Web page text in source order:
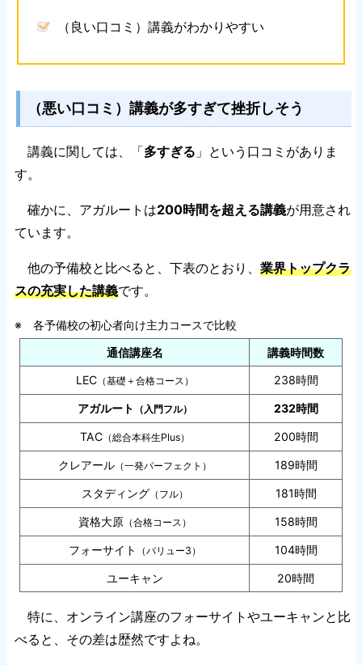
（良い口コミ）講義がわかりやすい
（悪い口コミ）講義が多すぎて挫折しそう
講義に関しては、「多すぎる 」という口コミがありま
す。
確かに、アガルートは200時間を超える講義が用意され
ています。
他の予備校と比べると、下表のとおり、 業界トップクラ
スの充実した講義です。
※ 各予備校の初心者向け主力コースで比較
通信講座名
講義時間数
LEC（基礎＋合格コース） 238時間
アガルート （入門フル） 232時間
TAC（総合本科生Plus） 200時間
クレアール（一発パーフェクト） 189時間
スタディング（フル） 181時間
資格大原 （合格コース） 158時間
フォーサイト （バリュー3） 104時間
ユーキャン 20時間
特に、オンライン講座のフォーサイトやユーキャンと比
べると、その差は歴然ですよね。